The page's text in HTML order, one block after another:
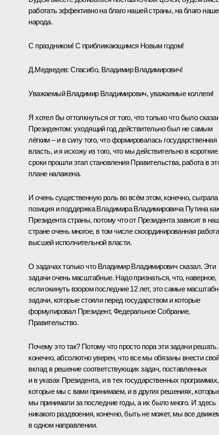
работать эффективно на благо нашей страны, на благо
народа.
С праздником! С приближающимся Новым годом!
Д.Медведев: Спасибо, Владимир Владимирович!
Уважаемый Владимир Владимирович, уважаемые коллеги!
Я хотел бы оттолкнуться от того, что только что было
Президентом: уходящий год действительно был не самым
лёгким – и в силу того, что формировалась государственная
власть, и я исхожу из того, что мы действительно в короткие
сроки прошли этап становления Правительства, работа в
плане налажена.
И очень существенную роль во всём этом, конечно, сыграла
позиция и поддержка Владимира Владимировича Путина как
Президента страны, потому что от Президента зависит в
стране очень многое, в том числе скоординированная работа
высшей исполнительной власти.
О задачах только что Владимир Владимирович сказал. Эти
задачи очень масштабные. Надо признаться, что, наверное,
если окинуть взором последние 12 лет, это самые
задачи, которые стояли перед государством и которые
формулировал Президент, Федеральное Собрание,
Правительство.
Почему это так? Потому что просто пора эти задачи
конечно, абсолютно уверен, что все мы обязаны внести
вклад в решение соответствующих задач, поставленных
и в указах Президента, и в тех государственных программах,
которые мы с вами принимаем, и в других решениях,
мы принимали за последние годы, а их было много. И здесь
никакого раздвоения, конечно, быть не может, мы все
в одном направлении.